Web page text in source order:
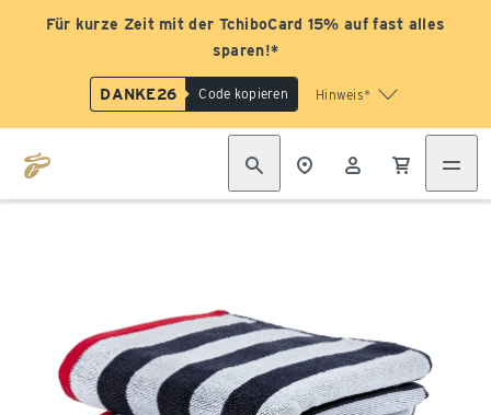
Für kurze Zeit mit der TchiboCard 15% auf fast alles
sparen!*
DANKE26 Code kopieren Hinweis*